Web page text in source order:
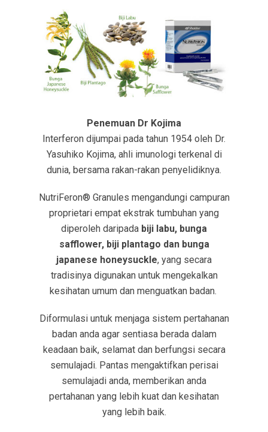
Penemuan Dr Kojima
Interferon dijumpai pada tahun 1954 oleh Dr.
Yasuhiko Kojima, ahli imunologi terkenal di
dunia, bersama rakan-rakan penyelidiknya.
NutriFeron® Granules mengandungi campuran
proprietari empat ekstrak tumbuhan yang
diperoleh daripada biji labu, bunga
safflower, biji plantago dan bunga
japanese honeysuckle, yang secara
tradisinya digunakan untuk mengekalkan
kesihatan umum dan menguatkan badan.
Diformulasi untuk menjaga sistem pertahanan
badan anda agar sentiasa berada dalam
keadaan baik, selamat dan berfungsi secara
semulajadi. Pantas mengaktifkan perisai
semulajadi anda, memberikan anda
pertahanan yang lebih kuat dan kesihatan
yang lebih baik.